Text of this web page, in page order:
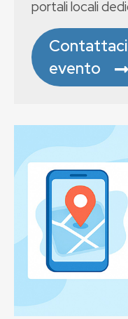
portali locali
Contattaci
evento